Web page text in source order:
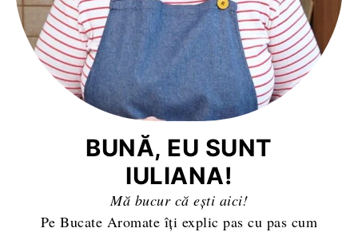
BUNĂ, EU SUNT
IULIANA!
Mă bucur că ești aici!
Pe Bucate Aromate îți explic pas cu pas cum